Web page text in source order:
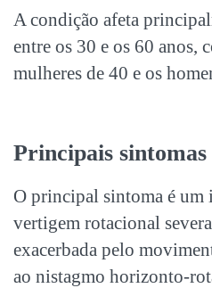
A condição afeta
entre os 30 e os 60 anos,
mulheres de 40 e os
Principais
O principal sintoma é um
vertigem rotacional
exacerbada pelo
ao nistagmo horizonto-